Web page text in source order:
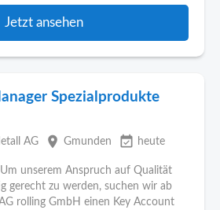
Jetzt ansehen
Spezialprodukte
AG place Gmunden event_available heute
unserem Anspruch auf Qualität
gerecht zu werden, suchen wir ab
rolling GmbH einen Key Account